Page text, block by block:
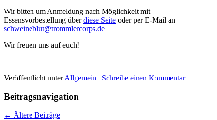
Wir bitten um Anmeldung nach Möglichkeit mit
Essensvorbestellung überdiese Seite oder per E-Mail an
schweineblut@trommlercorps.de
Wir freuen uns auf euch!
Veröffentlicht unter Allgemein | Schreibe einen Kommentar
Beitragsnavigation
← Ältere Beiträge